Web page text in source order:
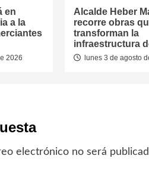
en
a la
2026
Alcalde Heber
recorre obras
transforman la
infraestructura
lunes 3 de agosto
electrónico no será